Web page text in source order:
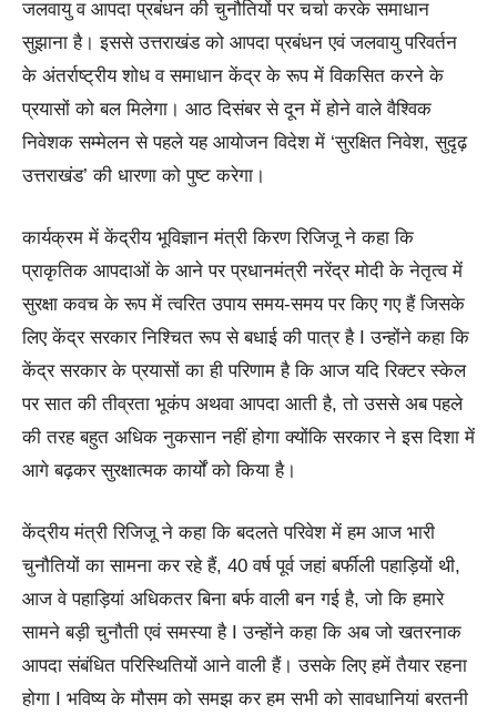
जलवायु व आपदा प्रबंधन की चुनौतियों पर चर्चा करके समाधान
सुझाना है। इससे उत्तराखंड को आपदा प्रबंधन एवं जलवायु परिवर्तन
के अंतर्राष्ट्रीय शोध व समाधान केंद्र के रूप में विकसित करने के
प्रयासों को बल मिलेगा। आठ दिसंबर से दून में होने वाले वैश्विक
निवेशक सम्मेलन से पहले यह आयोजन विदेश में ‘सुरक्षित निवेश, सुदृढ़
उत्तराखंड’ की धारणा को पुष्ट करेगा।
कार्यक्रम में केंद्रीय भूविज्ञान मंत्री किरण रिजिजू ने कहा कि
प्राकृतिक आपदाओं के आने पर प्रधानमंत्री नरेंद्र मोदी के नेतृत्व में
सुरक्षा कवच के रूप में त्वरित उपाय समय-समय पर किए गए हैं जिसके
लिए केंद्र सरकार निश्चित रूप से बधाई की पात्र है I उन्होंने कहा कि
केंद्र सरकार के प्रयासों का ही परिणाम है कि आज यदि रिक्टर स्केल
पर सात की तीव्रता भूकंप अथवा आपदा आती है, तो उससे अब पहले
की तरह बहुत अधिक नुकसान नहीं होगा क्योंकि सरकार ने इस दिशा में
आगे बढ़कर सुरक्षात्मक कार्यों को किया है।
केंद्रीय मंत्री रिजिजू ने कहा कि बदलते परिवेश में हम आज भारी
चुनौतियों का सामना कर रहे हैं, 40 वर्ष पूर्व जहां बर्फीली पहाड़ियों थी,
आज वे पहाड़ियां अधिकतर बिना बर्फ वाली बन गई है, जो कि हमारे
सामने बड़ी चुनौती एवं समस्या है I उन्होंने कहा कि अब जो खतरनाक
आपदा संबंधित परिस्थितियों आने वाली हैं। उसके लिए हमें तैयार रहना
होगा I भविष्य के मौसम को समझ कर हम सभी को सावधानियां बरतनी